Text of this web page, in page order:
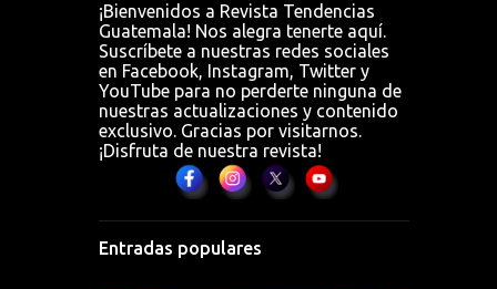
¡Bienvenidos a Revista Tendencias
Guatemala! Nos alegra tenerte aquí.
Suscríbete a nuestras redes sociales
en Facebook, Instagram, Twitter y
YouTube para no perderte ninguna de
nuestras actualizaciones y contenido
exclusivo. Gracias por visitarnos.
¡Disfruta de nuestra revista!
Entradas populares